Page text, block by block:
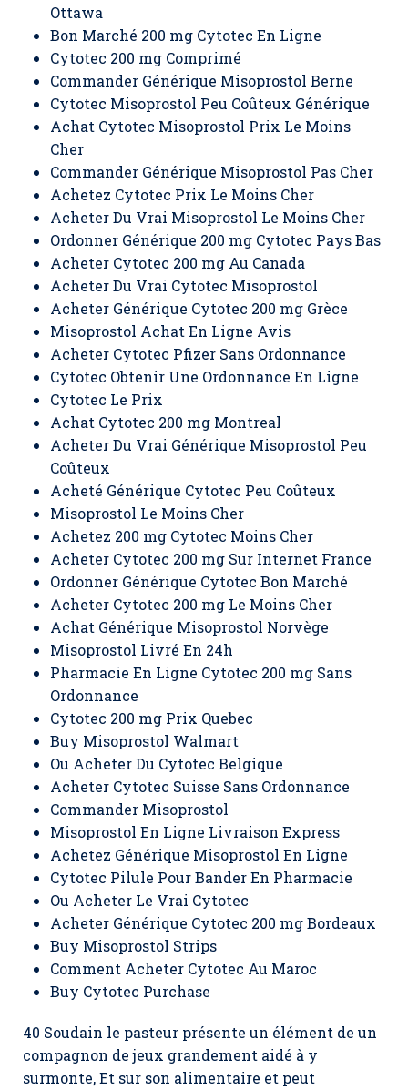
Ottawa
Bon Marché 200 mg Cytotec En Ligne
Cytotec 200 mg Comprimé
Commander Générique Misoprostol Berne
Cytotec Misoprostol Peu Coûteux Générique
Achat Cytotec Misoprostol Prix Le Moins
Cher
Commander Générique Misoprostol Pas Cher
Achetez Cytotec Prix Le Moins Cher
Acheter Du Vrai Misoprostol Le Moins Cher
Ordonner Générique 200 mg Cytotec Pays Bas
Acheter Cytotec 200 mg Au Canada
Acheter Du Vrai Cytotec Misoprostol
Acheter Générique Cytotec 200 mg Grèce
Misoprostol Achat En Ligne Avis
Acheter Cytotec Pfizer Sans Ordonnance
Cytotec Obtenir Une Ordonnance En Ligne
Cytotec Le Prix
Achat Cytotec 200 mg Montreal
Acheter Du Vrai Générique Misoprostol Peu
Coûteux
Acheté Générique Cytotec Peu Coûteux
Misoprostol Le Moins Cher
Achetez 200 mg Cytotec Moins Cher
Acheter Cytotec 200 mg Sur Internet France
Ordonner Générique Cytotec Bon Marché
Acheter Cytotec 200 mg Le Moins Cher
Achat Générique Misoprostol Norvège
Misoprostol Livré En 24h
Pharmacie En Ligne Cytotec 200 mg Sans
Ordonnance
Cytotec 200 mg Prix Quebec
Buy Misoprostol Walmart
Ou Acheter Du Cytotec Belgique
Acheter Cytotec Suisse Sans Ordonnance
Commander Misoprostol
Misoprostol En Ligne Livraison Express
Achetez Générique Misoprostol En Ligne
Cytotec Pilule Pour Bander En Pharmacie
Ou Acheter Le Vrai Cytotec
Acheter Générique Cytotec 200 mg Bordeaux
Buy Misoprostol Strips
Comment Acheter Cytotec Au Maroc
Buy Cytotec Purchase
40 Soudain le pasteur présente un élément de un
compagnon de jeux grandement aidé à y
surmonte, Et sur son alimentaire et peut